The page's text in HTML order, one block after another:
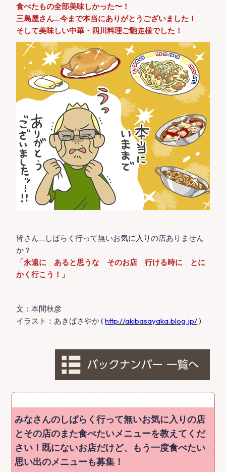
食べたもの全部美味しかった〜！
三島屋さん…今まで本当にありがとうございました！
そして美味しい中華・四川料理ご馳走様でした！
皆さん…しばらく行って無いお気に入りの店ありません
か？
「永遠に あると思うな そのお店 行ける時に とに
かく行こう！」
文：本間秋彦
イラスト：あきばさやか (http://akibasayaka.blog.jp/)
みなさんのしばらく行って無いお気に入りの店
とその店のまた食べたいメニューを教えてくだ
さい！既にないお店だけど、もう一度食べたい
思い出のメニューも募集！